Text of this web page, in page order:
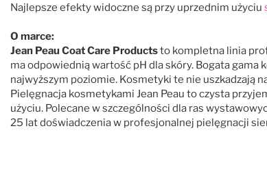
Najlepsze efekty widoczne są przy uprzednim użyciu
O marce:
Jean Peau Coat Care Productsto kompletna linia
ma odpowiednią wartość pH dla skóry. Bogata
najwyższym poziomie. Kosmetyki te nie uszkadzają
Pielęgnacja kosmetykami Jean Peau to czysta
użyciu. Polecane w szczególności dla ras
25 lat doświadczenia w profesjonalnej pielęgnacji